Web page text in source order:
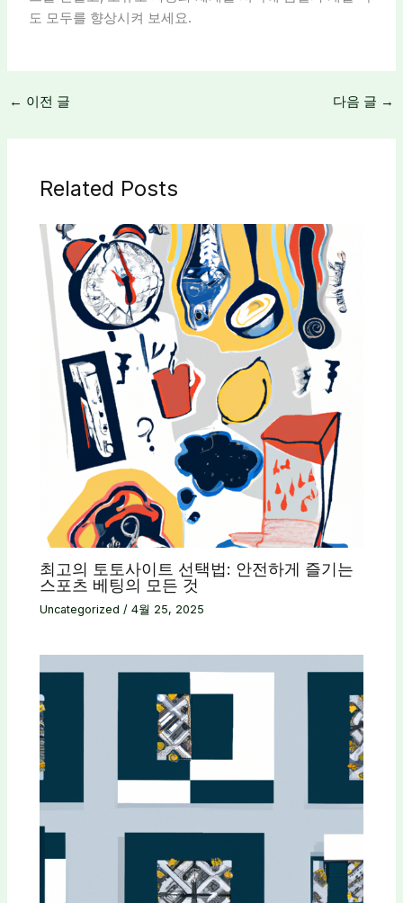
도 모두를 향상시켜 보세요.
← 이전 글 다음 글 →
Related Posts
최고의 토토사이트 선택법: 안전하게 즐기는
스포츠 베팅의 모든 것
Uncategorized /4월 25, 2025